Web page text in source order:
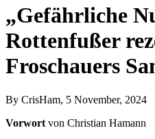
„Gefährliche
Rottenfußer
Froschauers
By CrisHam, 5 November, 2024
Vorwort von Christian Hamann